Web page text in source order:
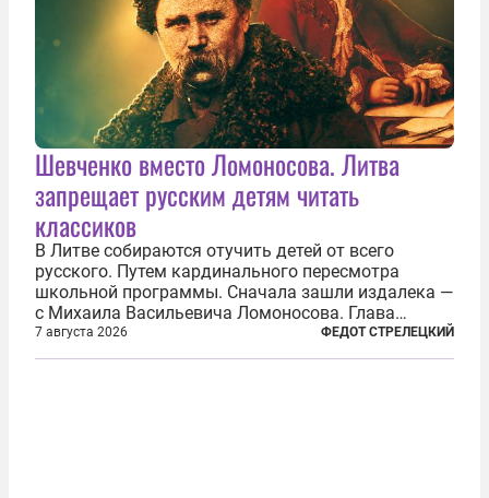
Шевченко вместо Ломоносова. Литва
запрещает русским детям читать
классиков
В Литве собираются отучить детей от всего
русского. Путем кардинального пересмотра
школьной программы. Сначала зашли издалека —
с Михаила Васильевича Ломоносова. Глава
правительства Литвы Миндаугас Синкявичюс
предложил исключить его тексты из программ
7 августа 2026 ФЕДОТ СТРЕЛЕЦКИЙ